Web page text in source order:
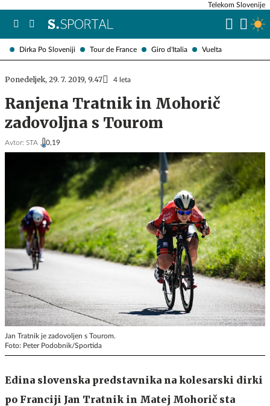
Dirka Po Sloveniji Tour de France Giro d'Italia Vuelta
Telekom Slovenije
Ponedeljek, 29. 7. 2019, 9.47 4 leta
Ranjena Tratnik in Mohorič
zadovoljna s Tourom
Avtor: STA , 0,19
Jan Tratnik je zadovoljen s Tourom.
Foto: Peter Podobnik/Sportida
Edina slovenska predstavnika na kolesarski dirki
po Franciji Jan Tratnik in Matej Mohorič sta